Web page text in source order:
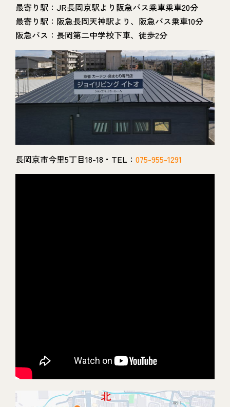
最寄り駅：JR長岡京駅より阪急バス乗車乗車20分
最寄り駅：阪急長岡天神駅より、阪急バス乗車10分
阪急バス：長岡第二中学校下車、徒歩2分
長岡京市今里5丁目18-18・TEL： 075-955-1291